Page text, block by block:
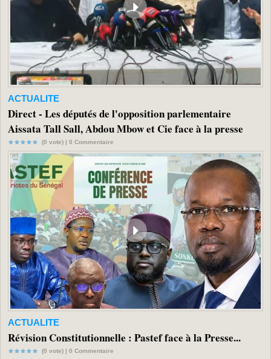
ACTUALITE
Direct - Les députés de l'opposition parlementaire
Aissata Tall Sall, Abdou Mbow et Cie face à la presse
(0 vote) | 0 Commentaire
ACTUALITE
Révision Constitutionnelle : Pastef face à la Presse...
(0 vote) | 0 Commentaire